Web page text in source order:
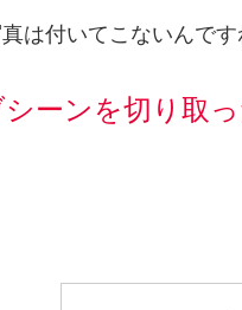
は付いてこないんです
ーンを切り取